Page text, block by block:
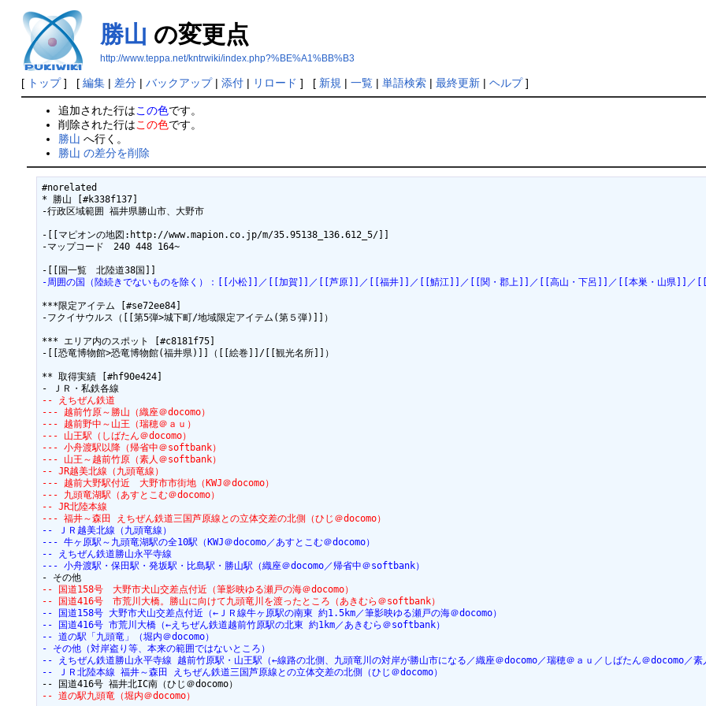
勝山 の変更点
http://www.teppa.net/kntrwiki/index.php?%BE%A1%BB%B3
[ トップ] [ 編集| 差分| バックアップ| 添付| リロード ] [ 新規 | 一覧| 単語検索| 最終更新| ヘルプ]
追加された行はこの色です。
削除された行はこの色です。
勝山 へ行く。
勝山 の差分を削除
#norelated
* 勝山 [#k338f137]
-行政区域範囲 福井県勝山市、大野市
-[[マピオンの地図:http://www.mapion.co.jp/m/35.95138_136.612_5/]]
-マップコード　240 448 164~
-周囲の国（陸続きでないものを除く）：[[小松]]／[[加賀]]／[[芦原]]／[[福井]]／[[鯖江]]／[[関・郡上]]／[[高山・下呂]]／[[本巣・山県]]／[[
***限定アイテム [#se72ee84]
-フクイサウルス（[[第5弾>城下町/地域限定アイテム(第５弾)]]）
*** エリア内のスポット [#c8181f75]
-[[恐竜博物館>恐竜博物館(福井県)]]（[[絵巻]]/[[観光名所]]）
** 取得実績 [#hf90e424]
-- えちぜん鉄道
--- 越前竹原～勝山（織座＠docomo）
--- 越前野中～山王（瑞穂＠ａｕ）
--- 山王駅（しばたん＠docomo）
--- 小舟渡駅以降（帰省中＠softbank）
--- 山王～越前竹原（素人＠softbank）
-- JR越美北線（九頭竜線）
--- 越前大野駅付近　大野市市街地（KWJ＠docomo）
--- 九頭竜湖駅（あすとこむ＠docomo）
-- JR北陸本線
--- 福井～森田 えちぜん鉄道三国芦原線との立体交差の北側（ひじ＠docomo）
-- ＪＲ越美北線（九頭竜線）
--- 牛ヶ原駅～九頭竜湖駅の全10駅（KWJ＠docomo／あすとこむ＠docomo）
-- えちぜん鉄道勝山永平寺線
--- 小舟渡駅・保田駅・発坂駅・比島駅・勝山駅（織座＠docomo／帰省中＠softbank）
- その他
-- 国道158号　大野市犬山交差点付近（筆影映ゆる瀬戸の海＠docomo）
-- 国道416号　市荒川大橋。勝山に向けて九頭竜川を渡ったところ（あきむら＠softbank）
-- 国道158号 大野市犬山交差点付近（←ＪＲ線牛ヶ原駅の南東 約1.5km／筆影映ゆる瀬戸の海＠docomo）
-- 国道416号 市荒川大橋（←えちぜん鉄道越前竹原駅の北東 約1km／あきむら＠softbank）
-- 道の駅「九頭竜」（堀内＠docomo）
- その他（対岸盗り等、本来の範囲ではないところ）
-- えちぜん鉄道勝山永平寺線 越前竹原駅・山王駅（←線路の北側、九頭竜川の対岸が勝山市になる／織座＠docomo／瑞穂＠ａｕ／しばたん＠docomo／
-- ＪＲ北陸本線 福井～森田 えちぜん鉄道三国芦原線との立体交差の北側（ひじ＠docomo）
-- 道の駅九頭竜（堀内＠docomo）